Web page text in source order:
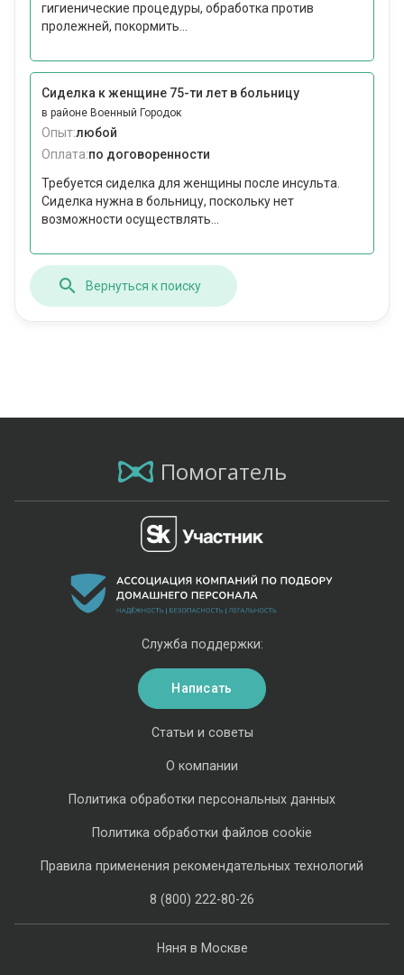
гигиенические процедуры, обработка против
пролежней, покормить...
Сиделка к женщине 75-ти лет в больницу
в районе Военный Городок
Опыт:любой
Оплата:по договоренности
Требуется сиделка для женщины после инсульта.
Сиделка нужна в больницу, поскольку нет
возможности осуществлять...
Вернуться к поиску
Помогатель
Няня в Москве
Статьи и советы
О компании
Политика обработки персональных данных
Политика обработки файлов cookie
Правила применения рекомендательных технологий
8 (800) 222-80-26
Служба поддержки:
Написать